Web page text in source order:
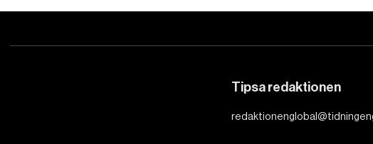
Tipsa redaktionen